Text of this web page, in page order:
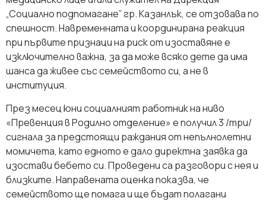
„Социално подпомагане” гр. Казанлък, се отзовава по
спешност. Навременната и координирана реакция
при първите признаци на риск от изоставяне е
изключително важна, за да може всяко дете да има
шанса да живее със семейството си, а не в
институция.
През месец юни социалният работник на ниво
«Превенция в Родилно отделение» е получил 3 /три/
сигнала за предстоящи раждания от непълнолетни
момичета, като едното е дало директна заявка да
изостави бебето си. Проведени са разговори с нея и
близките. Направената оценка показва, че
семейството ще помага и ще бъдат полагани